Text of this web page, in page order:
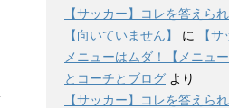
【サッカー】コレを答えら
【向いていません】
に
【
メニューはムダ！【メニュ
とコーチとブログ より
【サッカー】コレを答えら